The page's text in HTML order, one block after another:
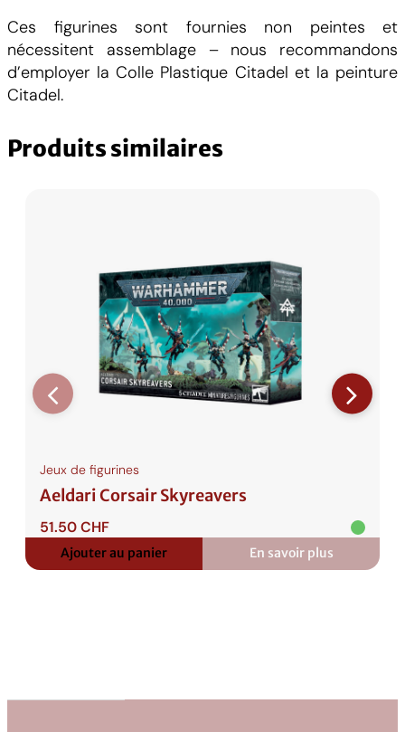
Ces figurines sont fournies non peintes et
nécessitent assemblage – nous recommandons
d’employer la Colle Plastique Citadel et la peinture
Citadel.
Produits similaires
Jeux de figurines
Aeldari Corsair Skyreavers
51.50CHF
Ajouter au panier En savoir plus
:
Aeldari